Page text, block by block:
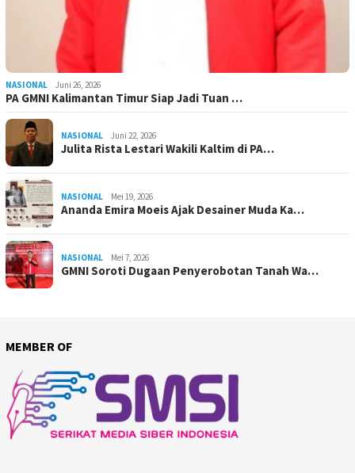
NASIONAL Juni 26, 2026
PA GMNI Kalimantan Timur Siap Jadi Tuan …
NASIONAL Juni 22, 2026
Julita Rista Lestari Wakili Kaltim di PA…
NASIONAL Mei 19, 2026
Ananda Emira Moeis Ajak Desainer Muda Ka…
NASIONAL Mei 7, 2026
GMNI Soroti Dugaan Penyerobotan Tanah Wa…
MEMBER OF